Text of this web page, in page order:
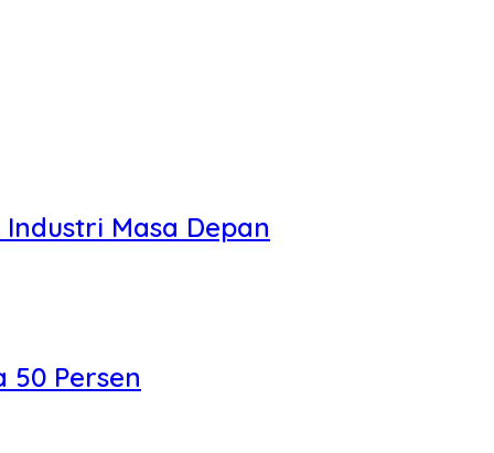
Masa Depan
50 Persen